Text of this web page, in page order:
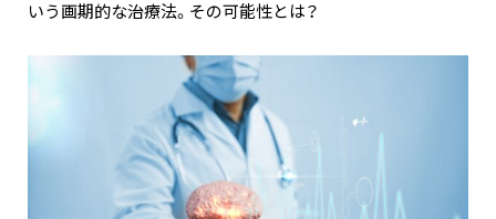
いう画期的な治療法。その可能性とは？